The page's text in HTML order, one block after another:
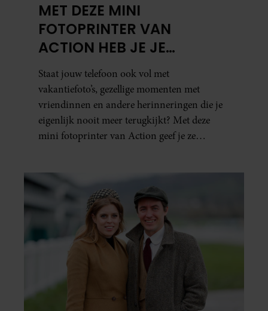
MET DEZE MINI
FOTOPRINTER VAN
ACTION HEB JE JE
FAVORIETE FOTO’S BINNEN
ÉÉN MINUUT IN HANDEN
Staat jouw telefoon ook vol met
vakantiefoto’s, gezellige momenten met
vriendinnen en andere herinneringen die je
eigenlijk nooit meer terugkijkt? Met deze
mini fotoprinter van Action geef je ze
al in handen.